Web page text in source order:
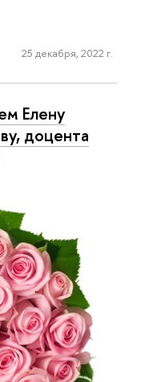
25 декабря, 2022 г.
Елену
доцента